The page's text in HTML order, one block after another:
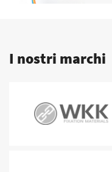
I nostri marchi